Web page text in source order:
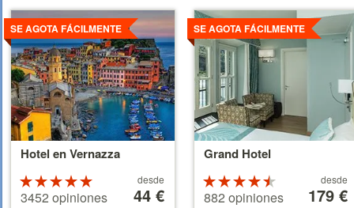
Hotel en Vernazza
SE AGOTA FÁCILMENTE
Valoración
de 5
3452 opiniones
desde
44 €
Ver
detalles
Grand Hotel
SE AGOTA FÁCILMENTE
Valoración
de 4.5
882 opiniones partir
desde
179 €
Ver
detalles